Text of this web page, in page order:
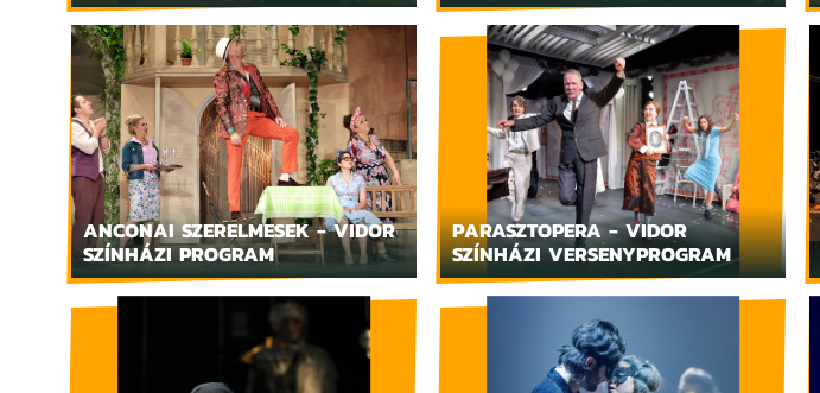
ANCONAI SZERELMESEK - VIDOR
SZÍNHÁZI PROGRAM
PARASZTOPERA - VIDOR
SZÍNHÁZI VERSENYPROGRAM